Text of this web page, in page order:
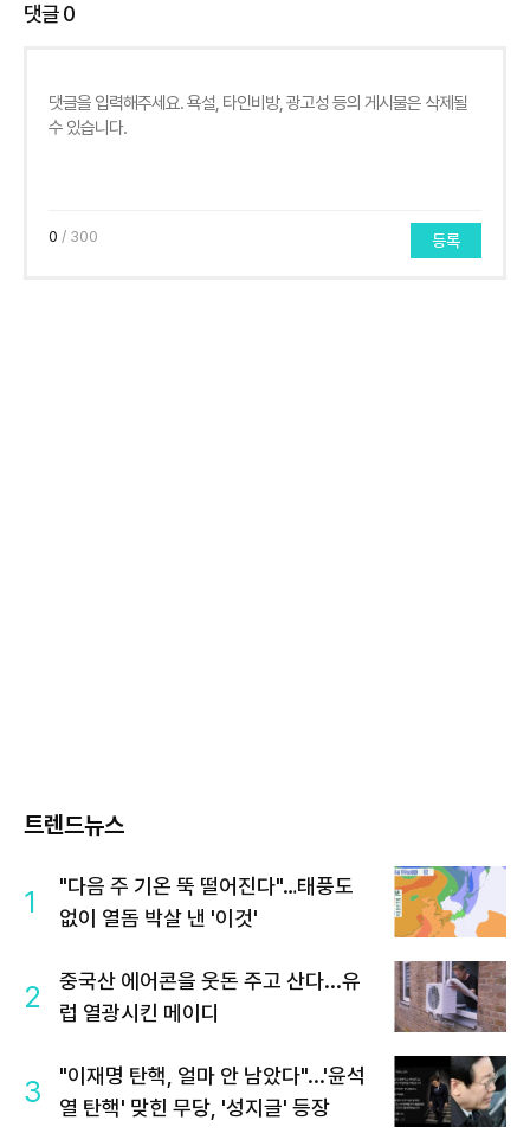
댓글0
0 / 300 등록
트렌드뉴스
1
"다음 주 기온 뚝 떨어진다"…태풍도
없이 열돔 박살 낸 '이것'
2
중국산 에어콘을 웃돈 주고 산다...유
럽 열광시킨 메이디
3
"이재명 탄핵, 얼마 안 남았다"...'윤석
열 탄핵' 맞힌 무당, '성지글' 등장